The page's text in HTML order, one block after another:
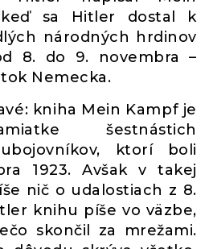
keď sa Hitler dostal k
národných hrdinov
8. do 9. novembra –
Nemecka.
kniha Mein Kampf je
šestnástich
ktorí boli
1923. Avšak v takej
nič o udalostiach z 8.
knihu píše vo väzbe,
skončil za mrežami.